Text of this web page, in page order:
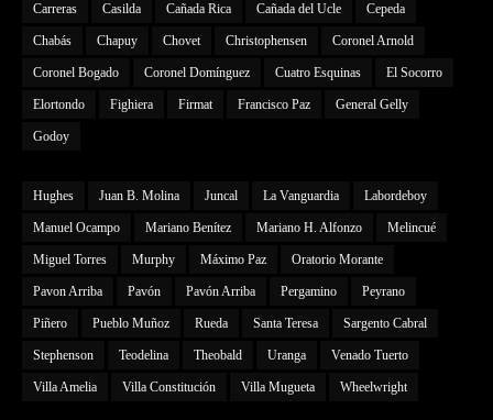
Carreras Casilda Cañada Rica Cañada del Ucle Cepeda
Chabás Chapuy Chovet Christophensen Coronel Arnold
Coronel Bogado Coronel Domínguez Cuatro Esquinas El Socorro
Elortondo Fighiera Firmat Francisco Paz General Gelly
Godoy
Hughes Juan B. Molina Juncal La Vanguardia Labordeboy
Manuel Ocampo Mariano Benítez Mariano H. Alfonzo Melincué
Miguel Torres Murphy Máximo Paz Oratorio Morante
Pavon Arriba Pavón Pavón Arriba Pergamino Peyrano
Piñero Pueblo Muñoz Rueda Santa Teresa Sargento Cabral
Stephenson Teodelina Theobald Uranga Venado Tuerto
Villa Amelia Villa Constitución Villa Mugueta Wheelwright